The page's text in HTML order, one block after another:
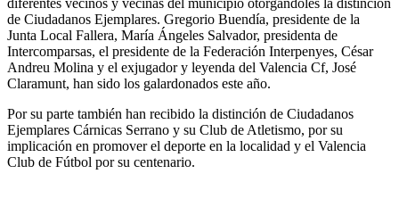
diferentes vecinos y vecinas del municipio otorgándoles la distinción
de Ciudadanos Ejemplares. Gregorio Buendía, presidente de la
Junta Local Fallera, María Ángeles Salvador, presidenta de
Intercomparsas, el presidente de la Federación Interpenyes, César
Andreu Molina y el exjugador y leyenda del Valencia Cf, José
Claramunt, han sido los galardonados este año.
Por su parte también han recibido la distinción de Ciudadanos
Ejemplares Cárnicas Serrano y su Club de Atletismo, por su
implicación en promover el deporte en la localidad y el Valencia
Club de Fútbol por su centenario.